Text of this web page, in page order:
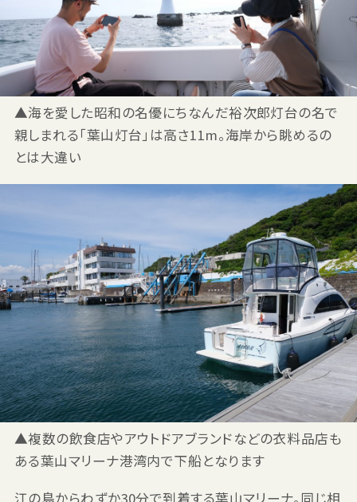
▲海を愛した昭和の名優にちなんだ裕次郎灯台の名で
親しまれる「葉山灯台」は高さ11m。海岸から眺めるの
とは大違い
▲複数の飲食店やアウトドアブランドなどの衣料品店も
ある葉山マリーナ港湾内で下船となります